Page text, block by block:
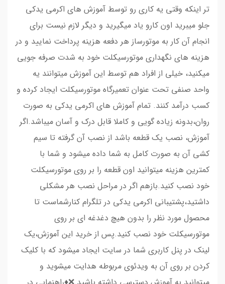
تر اینکه وقتی یه کاری رو توسط آموزش های اکرمی یدکی
جلو میبرید اون کارو یاد میگیرید و دیگر لازم نیست برای
انجام آن کار به موتورساز هر دفعه هزینه پرداخت نمایید و در
هزینه های نگهداری موتورسیکلت خود به شدت صرفه جویی
میکنید، خیلی از افراد هم توسط این آموزش میتوانند یه
واحد صنفی تحت عنوان تعمیرگاه موتورسیکلت ایجاد کرده و
کسب درآمد کنند. تمام آموزش های اکرمی یدکی به صورت
روان،بدونه زیاده گویی و کاملا قابل درک و آسان میباشد.اگر
آموزش، نصب یک قطعه باشد از نصب آن گرفته تا سیم
کشی آن به صورت کامل به شما داده میشود و شما با
کمترین هزینه میتوانید اون قطعه را بر روی موتورسیکلت
خود نصب کنید.بازهم اگر در مراحل نصب هر مشکلی
داشتید،پشتیبانی اکرمی یدکی در تلگرام کنارشماست تا
محصول مورد نظر را بدون هیچ دغدغه ای بر روی
موتورسیکلت خود نصب کنید.پس از خرید این آموزش،یک
لینک در پنل کاربری شما در سایت ایجاد میشود که با کلیک
کردن بر روی آن به ویدئوی مربوطه هدایت میشوید و